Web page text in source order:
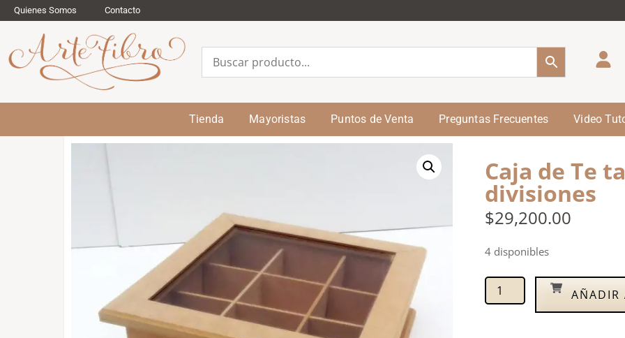
Quienes Somos Contacto
Tienda Mayoristas Puntos de Venta Preguntas Frecuentes Video
Caja de Te
divisiones
$29,200.00
4 disponibles
AÑADIR